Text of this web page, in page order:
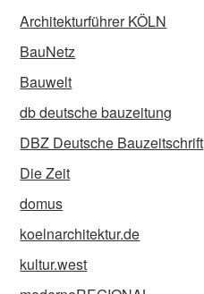
Architekturführer KÖLN
BauNetz
Bauwelt
db deutsche bauzeitung
DBZ Deutsche Bauzeitschrift
Die Zeit
domus
koelnarchitektur.de
kultur.west